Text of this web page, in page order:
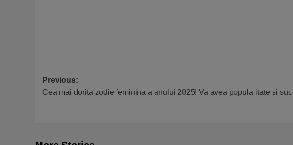
Post
navigation
Previous:
Cea mai dorita zodie feminina a anului 2025! Va avea popularitate si